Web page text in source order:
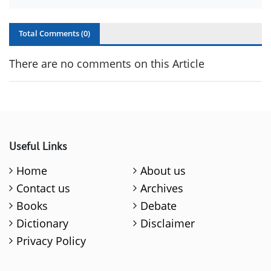
Total Comments (0)
There are no comments on this Article
Useful Links
Home
About us
Contact us
Archives
Books
Debate
Dictionary
Disclaimer
Privacy Policy